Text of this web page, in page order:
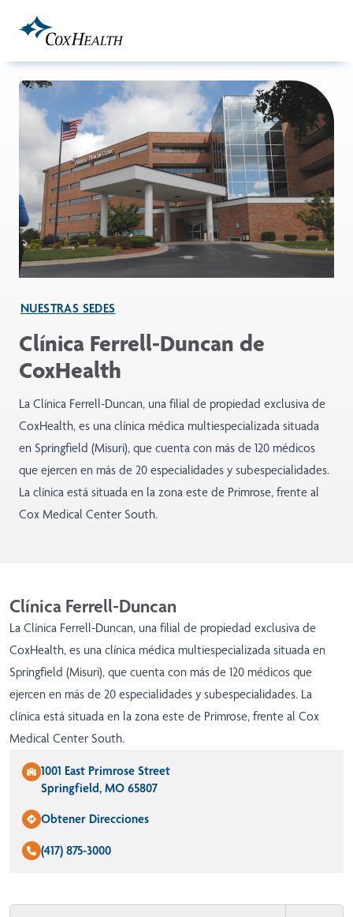
NUESTRAS SEDES
Clínica Ferrell-Duncan de
CoxHealth
La Clínica Ferrell-Duncan, una filial de propiedad exclusiva de
CoxHealth, es una clínica médica multiespecializada situada
en Springfield (Misuri), que cuenta con más de 120 médicos
que ejercen en más de 20 especialidades y subespecialidades.
La clínica está situada en la zona este de Primrose, frente al
Cox Medical Center South.
Clínica Ferrell-Duncan
La Clínica Ferrell-Duncan, una filial de propiedad exclusiva de
CoxHealth, es una clínica médica multiespecializada situada en
Springfield (Misuri), que cuenta con más de 120 médicos que
ejercen en más de 20 especialidades y subespecialidades. La
clínica está situada en la zona este de Primrose, frente al Cox
Medical Center South.
1001 East Primrose Street
Springfield, MO 65807
Obtener Direcciones
(417) 875-3000